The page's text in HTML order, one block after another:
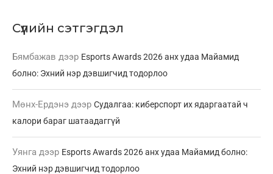
Сүүлийн сэтгэгдэл
Бямбажав дээр Esports Awards 2026 анх удаа Майамид
болно: Эхний нэр дэвшигчид тодорлоо
Мөнх-Ердэнэ дээр Судалгаа: киберспорт их ядаргаатай ч
калори бараг шатаадаггүй
Уянга дээр Esports Awards 2026 анх удаа Майамид болно:
Эхний нэр дэвшигчид тодорлоо